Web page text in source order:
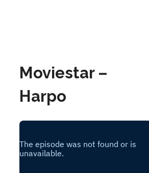
Moviestar –
Harpo